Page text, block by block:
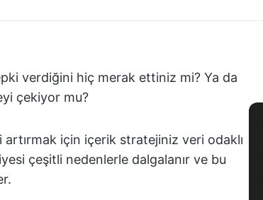
verdiğini hiç merak ettiniz mi? Ya da
çekiyor mu?
için içerik stratejiniz veri odaklı
çeşitli nedenlerle dalgalanır ve bu